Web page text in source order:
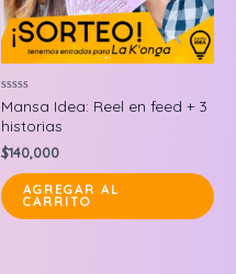
Valorado
en
0
de
5
Mansa Idea: Reel en feed + 3
historias
$140,000
AGREGAR AL
CARRITO